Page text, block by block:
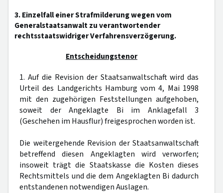
3. Einzelfall einer Strafmilderung wegen vom
Generalstaatsanwalt zu verantwortender
rechtsstaatswidriger Verfahrensverzögerung.
Entscheidungstenor
1. Auf die Revision der Staatsanwaltschaft wird das
Urteil des Landgerichts Hamburg vom 4, Mai 1998
mit den zugehörigen Feststellungen aufgehoben,
soweit der Angeklagte Bi im Anklagefall 3
(Geschehen im Hausflur) freigesprochen worden ist.
Die weitergehende Revision der Staatsanwaltschaft
betreffend diesen Angeklagten wird verworfen;
insoweit trägt die Staatskasse die Kosten dieses
Rechtsmittels und die dem Angeklagten Bi dadurch
entstandenen notwendigen Auslagen.